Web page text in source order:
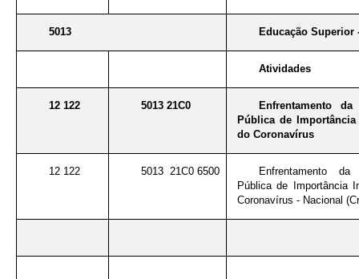
5013 Educação Superior
Atividades
12 122 5013 21C0
Enfrentamento
Pública de
do Coronavírus
12 122 5013 21C0 6500
Enfrentamento
Pública de Importância
Coronavírus - Nacional